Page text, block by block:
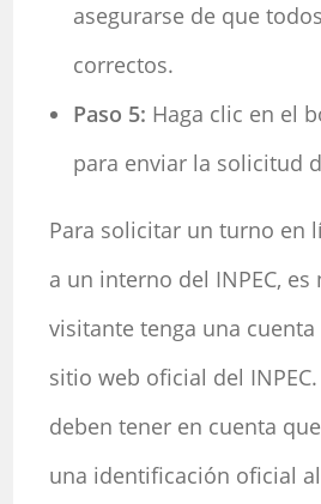
asegurarse de que
correctos.
Paso 5: Haga clic en el
para enviar la solicitud
Para solicitar un turno en
a un interno del INPEC, es
visitante tenga una
sitio web oficial del
deben tener en cuenta
una identificación oficial